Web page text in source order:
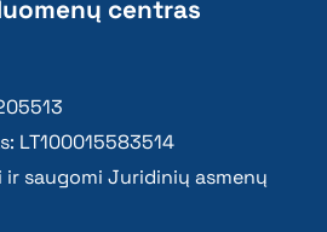
centras
LT100015583514
saugomi Juridinių asmenų